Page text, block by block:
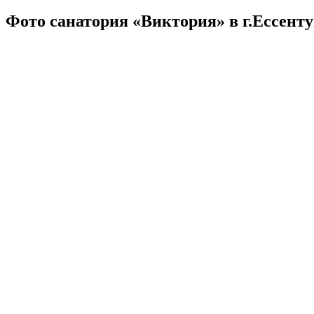
Фото санатория «Виктория» в